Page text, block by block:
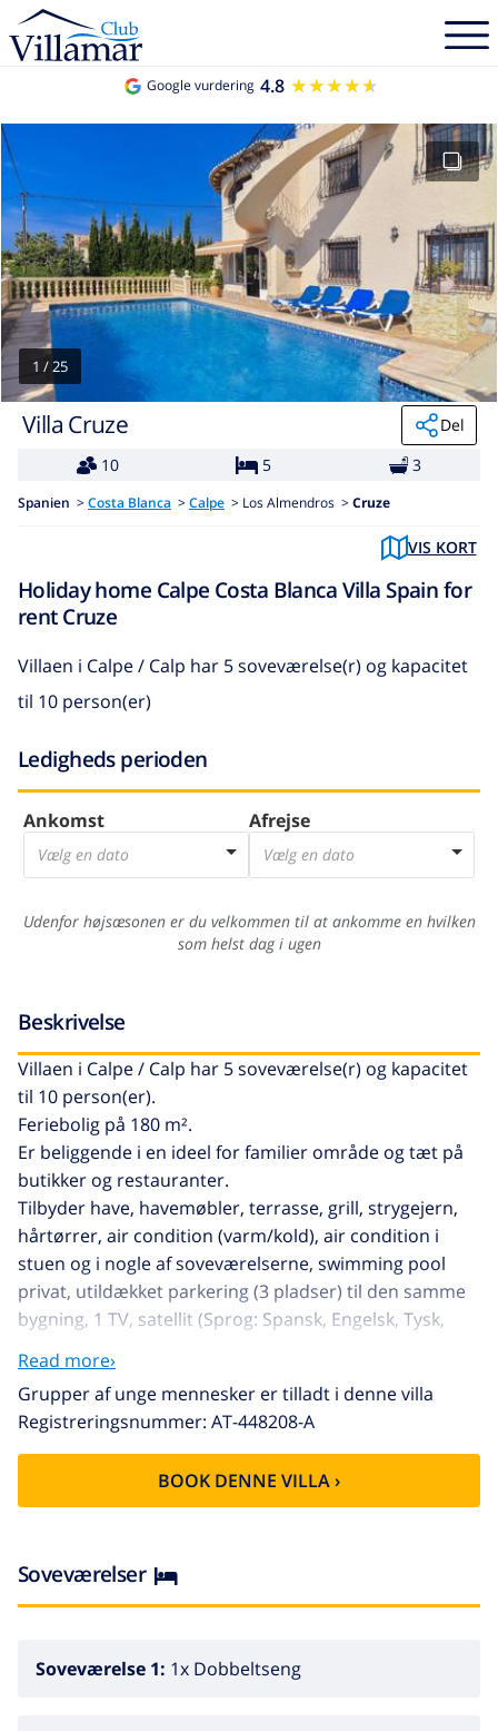
Google vurdering 4.8 ★★★★★
★★★★★
1 /25
Villa Cruze
Del
10
5 3
Spanien > Costa Blanca > Calpe > Los Almendros > Cruze
VIS KORT
Holiday home Calpe Costa Blanca Villa Spain for
rent Cruze
Villaen i Calpe / Calp har 5 soveværelse(r) og kapacitet
til 10 person(er)
Ledigheds perioden
Ankomst
Vælg en dato
Afrejse
Vælg en dato
Udenfor højsæsonen er du velkommen til at ankomme en hvilken
som helst dag i ugen
Beskrivelse
Villaen i Calpe / Calp har 5 soveværelse(r) og kapacitet
til 10 person(er).
Feriebolig på 180 m².
Er beliggende i en ideel for familier område og tæt på
butikker og restauranter.
Tilbyder have, havemøbler, terrasse, grill, strygejern,
hårtørrer, air condition (varm/kold), air condition i
stuen og i nogle af soveværelserne, swimming pool
privat, utildækket parkering (3 pladser) til den samme
bygning, 1 TV, satellit (Sprog: Spansk, Engelsk, Tysk,
Fransk, Russisk).
Det amerikanske køkken med gas, med service og
køleskab, mikroovn, ovn, fryser, vaskemaskine,
opvaskemaskine, tallerkner/bestik, køkkentøj,
kaffemaskine, brødrister og kedel.
Read more›
Grupper af unge mennesker er tilladt i denne villa
Registreringsnummer: AT-448208-A
BOOK DENNE VILLA ›
Soveværelser
Soveværelse 1: 1x Dobbeltseng